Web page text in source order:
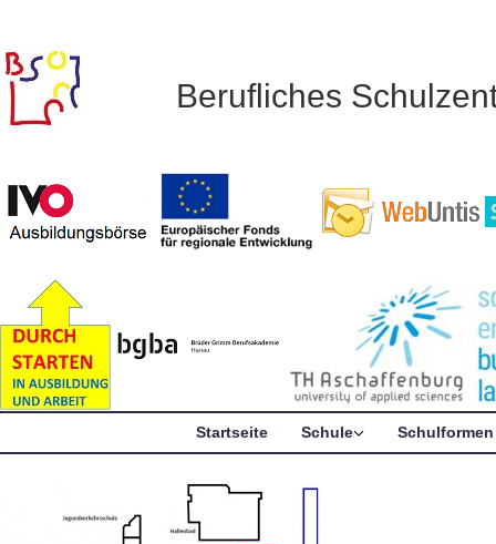
Berufliches
Startseite Schule Schulformen